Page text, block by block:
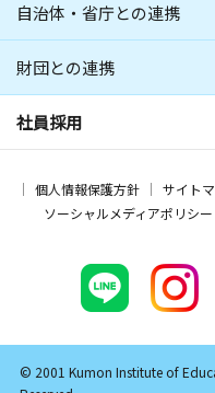
自治体・省庁との連携
財団との連携
社員採用
個人情報保護方針 サイト
ソーシャルメディアポリシー
© 2001 Kumon Institute of